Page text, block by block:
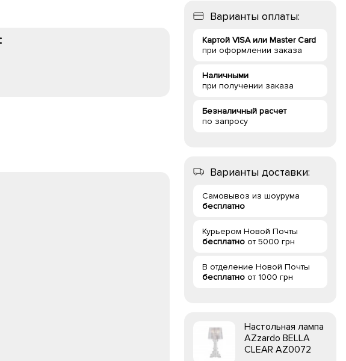
Варианты оплаты:
Картой VISA или Master Card
при оформлении заказа
Наличными
при получении заказа
Безналичный расчет
по запросу
Варианты доставки:
Самовывоз из шоурума
бесплатно
Курьером Новой Почты
бесплатно от 5000 грн
В отделение Новой Почты
бесплатно от 1000 грн
Настольная лампа
AZzardo BELLA
CLEAR AZ0072